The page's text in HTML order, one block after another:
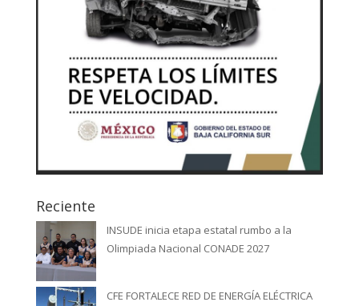
Reciente
INSUDE inicia etapa estatal rumbo a la
Olimpiada Nacional CONADE 2027
CFE FORTALECE RED DE ENERGÍA ELÉCTRICA